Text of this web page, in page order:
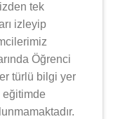
tek
izleyip
Öğrenci
türlü bilgi yer